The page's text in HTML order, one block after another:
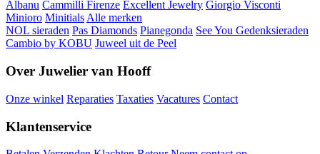
Albanu Cammilli Firenze Excellent Jewelry Giorgio Visconti
Minioro MinitialsAlle merken
NOL sieraden Pas Diamonds Pianegonda See You Gedenksieraden
Cambio by KOBU Juweel uit de Peel
Over Juwelier van Hooff
Onze winkel Reparaties Taxaties Vacatures Contact
Klantenservice